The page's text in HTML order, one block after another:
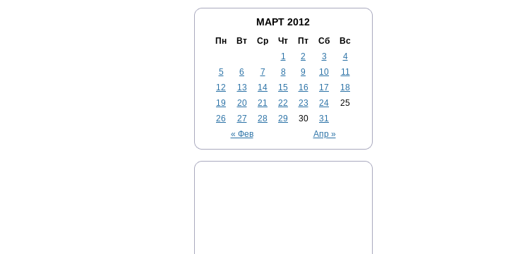
МАРТ 2012
Пн Вт Ср Чт Пт Сб Вс
« Фев Апр »
1 2 3
4
5
6 7 8 9 10
11
12
13 14 15 16 17
18
19
20 21 22 23 24
25
26
27 28 29 30 31